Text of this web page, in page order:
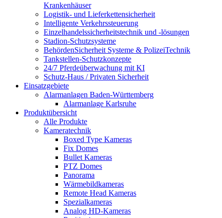
Krankenhäuser
Logistik- und Lieferkettensicherheit
Intelligente Verkehrssteuerung
Einzelhandelssicherheitstechnik und -lösungen
Stadion-Schutzsysteme
BehördenSicherheit Systeme & PolizeiTechnik
Tankstellen-Schutzkonzepte​
24/7 Pferdeüberwachung mit KI
Schutz-Haus / Privaten Sicherheit
Einsatzgebiete
Alarmanlagen Baden-Württemberg
Alarmanlage Karlsruhe
Produktübersicht
Alle Produkte
Kameratechnik
Boxed Type Kameras
Fix Domes
Bullet Kameras
PTZ Domes
Panorama
Wärmebildkameras
Remote Head Kameras
Spezialkameras
Analog HD-Kameras